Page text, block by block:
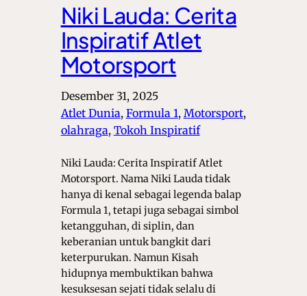
Niki Lauda: Cerita
Inspiratif Atlet
Motorsport
Desember 31, 2025
Atlet Dunia, Formula 1, Motorsport
olahraga, Tokoh Inspiratif
Niki Lauda: Cerita Inspiratif Atlet
Motorsport. Nama Niki Lauda tidak
hanya di kenal sebagai legenda balap
Formula 1, tetapi juga sebagai simbol
ketangguhan, di siplin, dan
keberanian untuk bangkit dari
keterpurukan. Namun Kisah
hidupnya membuktikan bahwa
kesuksesan sejati tidak selalu di